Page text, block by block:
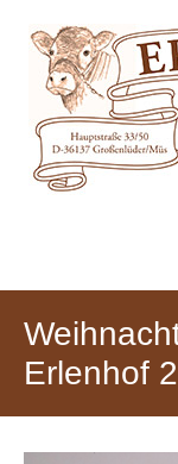
Inhalt
springen
Erlenhof